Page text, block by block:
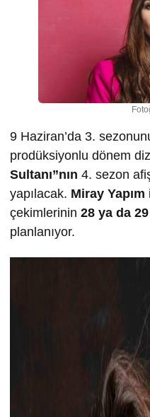
9 Haziran’da 3.
prodüksiyonlu dönem
Sultanı”nın 4. sezon
yapılacak. Miray Yapım
çekimlerinin 28 ya da
planlanıyor.